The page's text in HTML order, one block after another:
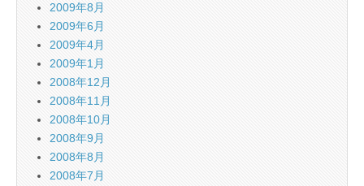
2009年8月
2009年6月
2009年4月
2009年1月
2008年12月
2008年11月
2008年10月
2008年9月
2008年8月
2008年7月